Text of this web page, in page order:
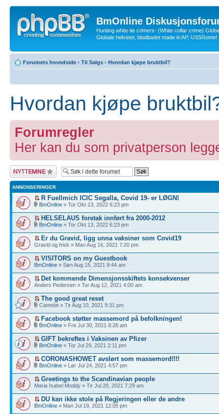
BmOnline
Hunting white tie crimers- (White collar crime)
Globale helvetet, blodbadet made in AP, USSRome!
Forumets hovedside ‹ Til Salgs ‹ Hvordan kjøpe bruktbil?
Hvordan kjøpe
Forumregler
Her kan du som privatperson
Legg inn et nytt
emne
ANNONSERINGER
R Fuellmich ICIC Segalla, Covid 19- er LØGN!
BmOnline » Tor Okt 13, 2022 6:23 pm
HELSELAUS foretak innført fra 2000-2012
BmOnline » Tor Okt 13, 2022 6:23 pm
Er du Gravid, ligg unna vaksiner som Covid19
Gravid og frisk » Man Aug 16, 2021 7:20 pm
VISITORS on my Guestbook
BmOnline » Søn Aug 15, 2021 9:44 am
Det kommende Dimensjonsskiftets konsekvenser
Anders Pedersen » Tor Aug 12, 2021 4:00 am
The good great reset
Camelot » Tir Aug 10, 2021 9:31 pm
Facebook støtter massemord på befolkningen!
BmOnline » Fre Jul 30, 2021 8:28 am
GIFT bekreftes i Vaksinen av Pfizer
BmOnline » Tor Jul 29, 2021 2:11 pm
CORONASHOWET avslørt som massemord!!!!
BmOnline » Lør Jul 24, 2021 4:57 pm
Greetings to the Scandinavian people
Maria Isabel Moddy » Tir Jul 20, 2021 7:29 am
DU kan ikke stole på Regjeringen eller de andre
BmOnline » Man Jul 19, 2021 12:05 pm